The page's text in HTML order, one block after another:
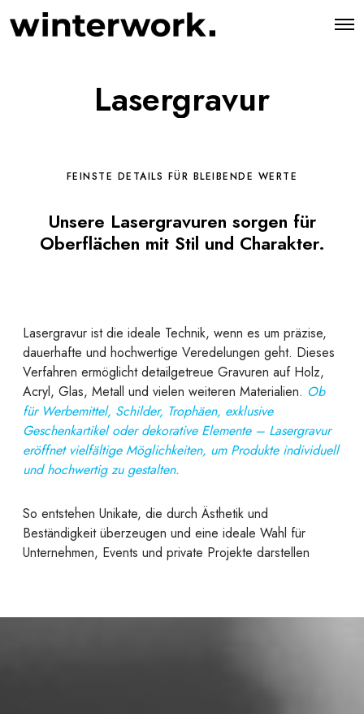
O
Lasergravur
FEINSTE DETAILS FÜR BLEIBENDE WERTE
Unsere Lasergravuren sorgen für
Oberflächen mit Stil und Charakter.
Lasergravur ist die ideale Technik, wenn es um präzise,
dauerhafte und hochwertige Veredelungen geht. Dieses
Verfahren ermöglicht detailgetreue Gravuren auf Holz,
Acryl, Glas, Metall und vielen weiteren Materialien. Ob
für Werbemittel, Schilder, Trophäen, exklusive
Geschenkartikel oder dekorative Elemente – Lasergravur
eröffnet vielfältige Möglichkeiten, um Produkte individuell
und hochwertig zu gestalten.
So entstehen Unikate, die durch Ästhetik und
Beständigkeit überzeugen und eine ideale Wahl für
Unternehmen, Events und private Projekte darstellen